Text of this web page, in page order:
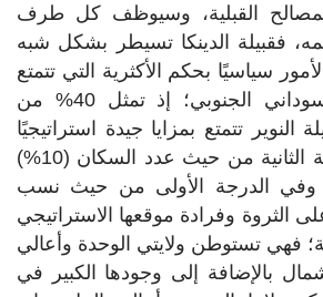
القبلية، وسيوظف كل طرف
فقبيلة الدينكا تسيطر بشكل شبه
سياسيًا بحكم الأكثرية التي تتمتع
بها في التكوين السوداني الجنوبي؛ إذ تمثل 40% من
النوير تتمتع بمزايا جيدة استراتيجيًا
حيث هي في الدرجة الثانية من حيث عدد السكان (10%)
الدرجة الأولى من حيث نسب
الثروة وفرادة موقعها الاستراتيجي
فهي تستوطن ولايتي الوحدة وأعالي
بالإضافة إلى وجودها الكبير في